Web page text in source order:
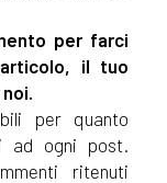
per farci
il tuo
per quanto
ad ogni post.
ritenuti